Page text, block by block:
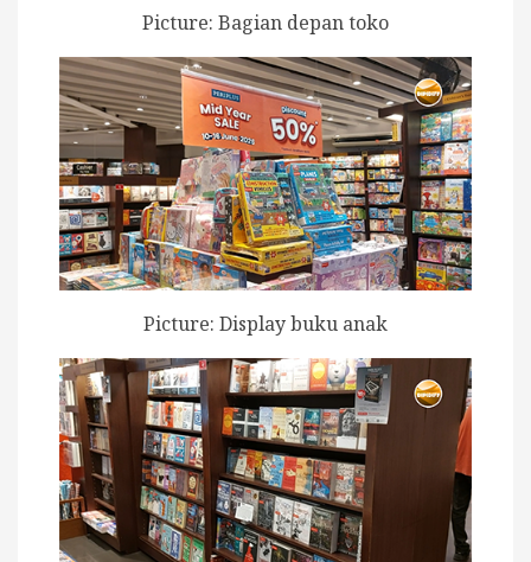
Picture: Bagian depan toko
Picture: Display buku anak